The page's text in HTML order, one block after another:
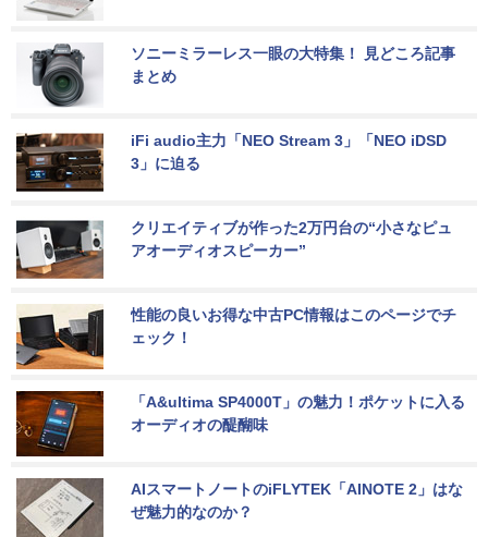
ソニーミラーレス一眼の大特集！ 見どころ記事
まとめ
iFi audio主力「NEO Stream 3」「NEO iDSD
3」に迫る
クリエイティブが作った2万円台の“小さなピュ
アオーディオスピーカー”
性能の良いお得な中古PC情報はこのページでチ
ェック！
「A&ultima SP4000T」の魅力！ポケットに入る
オーディオの醍醐味
AIスマートノートのiFLYTEK「AINOTE 2」はな
ぜ魅力的なのか？